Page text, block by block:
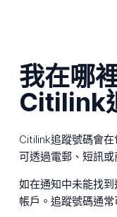
我在哪
Citilink
Citilink追蹤號碼會
可透過電郵、短訊
如在通知中未能找
帳戶。追蹤號碼通